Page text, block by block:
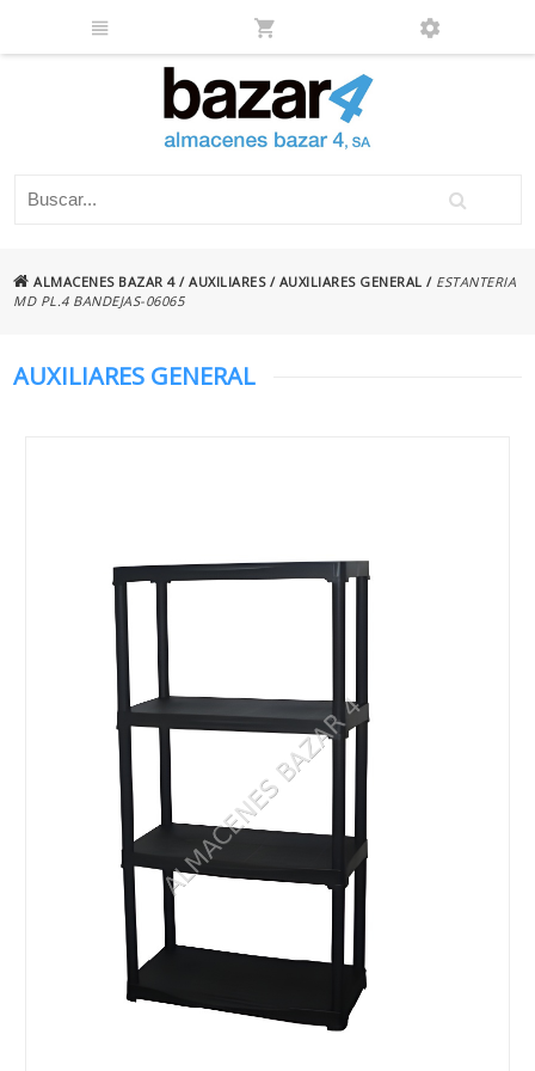
ALMACENES BAZAR 4/AUXILIARES/ AUXILIARES GENERAL / ESTANTERIA
MD PL.4 BANDEJAS-06065
AUXILIARES GENERAL